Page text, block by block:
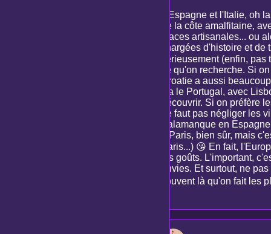
L'Espagne et l'Italie, oh
de la côte amalfitaine,
glaces artisanales... ou
chargées d'histoire et
sérieusement (enfin,
ce qu'on recherche. Si
Croatie a aussi
y a le Portugal, avec
découvrir. Si on préfère
ne faut pas négliger les
Salamanque en
a Paris, bien sûr, mais
Paris...) 😘 En fait,
les goûts. L'important,
envies. Et surtout, ne
souvent là qu'on fait les